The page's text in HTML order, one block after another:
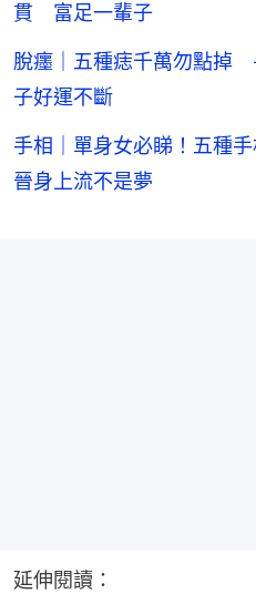
貫 富足一輩子
脫癦｜五種痣千萬勿點掉
子好運不斷
手相｜單身女必睇！五種
晉身上流不是夢
延伸閱讀：